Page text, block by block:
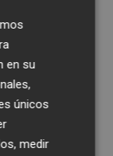
de
Comunitat
Cada
las
en su
únicos
medir